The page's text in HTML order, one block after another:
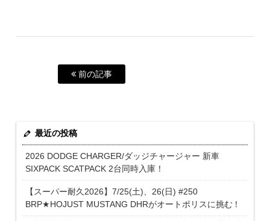
前の記事
最近の投稿
2026 DODGE CHARGER/ダッジチャージャー 新車
SIXPACK SCATPACK 2台同時入庫！
【スーパー耐久2026】7/25(土)、26(日) #250
BRP★HOJUST MUSTANG DHRがオートポリスに挑む！